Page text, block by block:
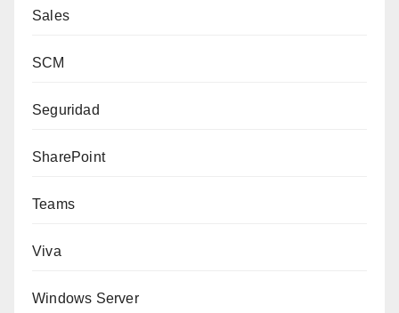
Sales
SCM
Seguridad
SharePoint
Teams
Viva
Windows Server